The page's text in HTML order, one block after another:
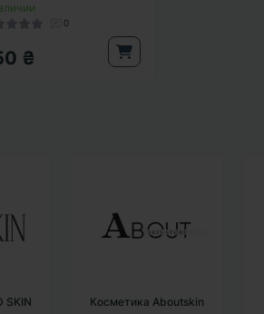
0
₴
SKIN Косметика Aboutskin